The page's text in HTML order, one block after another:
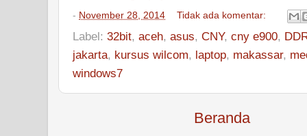
- November 28, 2014 Tidak ada komentar:
Label: 32bit, aceh, asus, CNY, cny e900,
jakarta, kursus wilcom, laptop, makassar,
windows7
Beranda